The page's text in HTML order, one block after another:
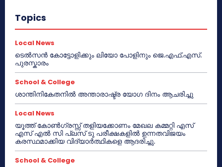
Topics
Local News
ടെൽസൻ കോട്ടോളിക്കും ലിയോ പോളിനും ജെ.എഫ്.എസ്.
പുരസ്കാരം
School & College
ശാന്തിനികേതനിൽ അന്താരാഷ്ട്ര യോഗ ദിനം ആചരിച്ചു
Local News
യൂത്ത് കോൺഗ്രസ്സ് തളിയക്കോണം മേഖല കമ്മറ്റി എസ്
എസ് എൽ സി പ്ലസ് ടു പരീക്ഷകളിൽ ഉന്നതവിജയം
കരസ്ഥമാക്കിയ വിദ്യാർത്ഥികളെ ആദരിച്ചു.
School & College